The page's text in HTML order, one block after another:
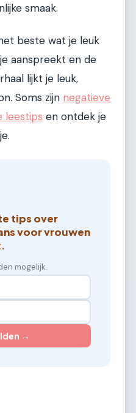
smaak.
beste wat je leuk
aanspreekt en de
lijkt je leuk,
Soms zijn negatieve
leestips en ontdek je
tips over
voor vrouwen
mogelijk.
→